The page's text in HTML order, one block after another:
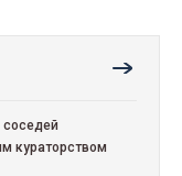
соседей
кураторством